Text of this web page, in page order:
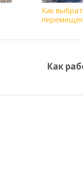
Как
Как